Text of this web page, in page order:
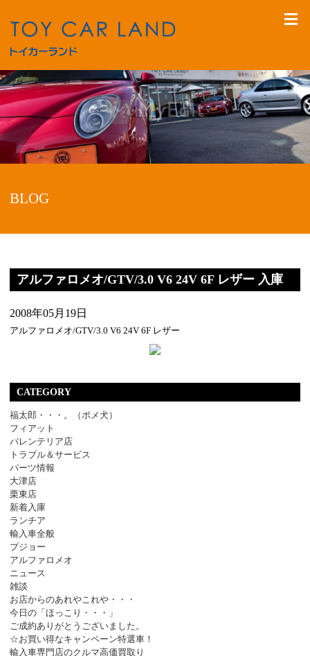
BLOG
アルファロメオ/GTV/3.0 V6 24V 6F レザー 入庫
2008年05月19日
アルファロメオ/GTV/3.0 V6 24V 6F レザー
CATEGORY
福太郎・・・。（ポメ犬）
フィアット
バレンテリア店
トラブル＆サービス
パーツ情報
大津店
栗東店
新着入庫
ランチア
輸入車全般
プジョー
アルファロメオ
ニュース
雑談
お店からのあれやこれや・・・
今日の「ほっこり・・・」
ご成約ありがとうございました。
☆お買い得なキャンペーン特選車！
輸入車専門店のクルマ高価買取り